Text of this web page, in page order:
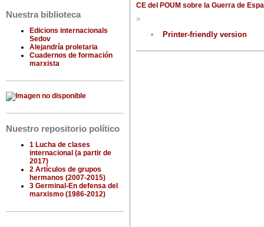
Nuestra biblioteca
Edicions internacionals
Sedov
Alejandría proletaria
Cuadernos de formación
marxista
Nuestro repositorio político
1 Lucha de clases
internacional (a partir de
2017)
2 Artículos de grupos
hermanos (2007-2015)
3 Germinal-En defensa del
marxismo (1986-2012)
CE del POUM sobre la Guerra de
»
Printer-friendly version